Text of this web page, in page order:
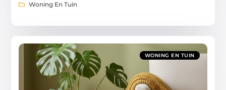
Woning En Tuin
WONING EN TUIN